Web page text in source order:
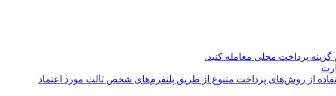
گزینه پرداخت محلی معامله کنید.
از روش‌های پرداخت متنوع از طریق پلتفرم‌های شخص ثالث مورد اعتماد